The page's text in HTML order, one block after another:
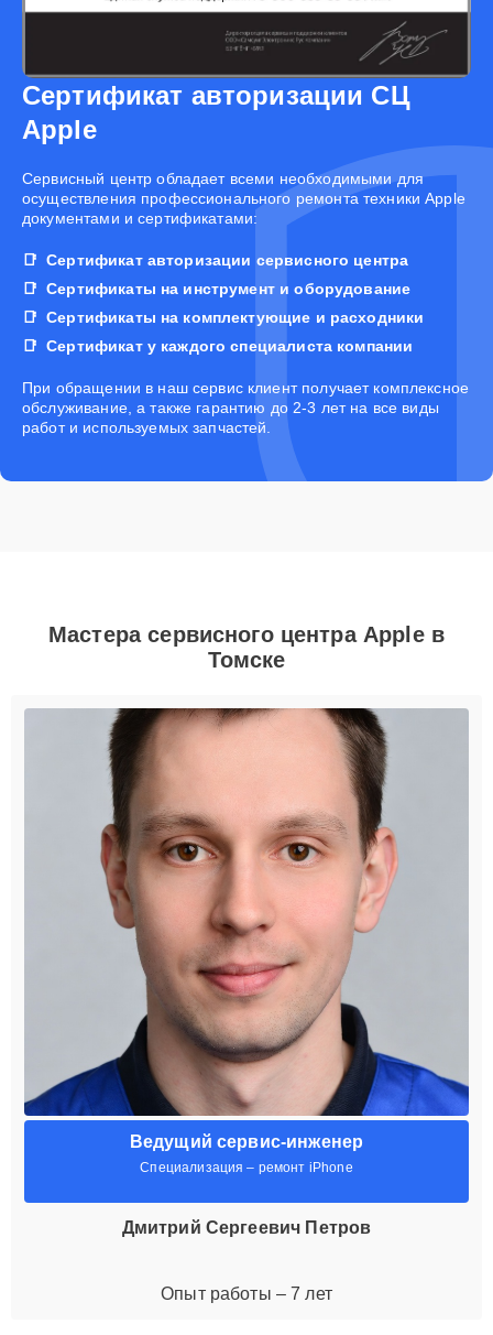
Сертификат авторизации СЦ
Apple
Cервисный центр обладает всеми необходимыми для
осуществления профессионального ремонта техники Apple
документами и сертификатами:
Сертификат авторизации сервисного центра
Сертификаты на инструмент и оборудование
Сертификаты на комплектующие и расходники
Сертификат у каждого специалиста компании
При обращении в наш сервис клиент получает комплексное
обслуживание, а также гарантию до 2-3 лет на все виды
работ и используемых запчастей.
Мастера сервисного центра Apple в
Томске
Ведущий сервис-инженер
Специализация – ремонт iPhone
Дмитрий Сергеевич Петров
Опыт работы – 7 лет